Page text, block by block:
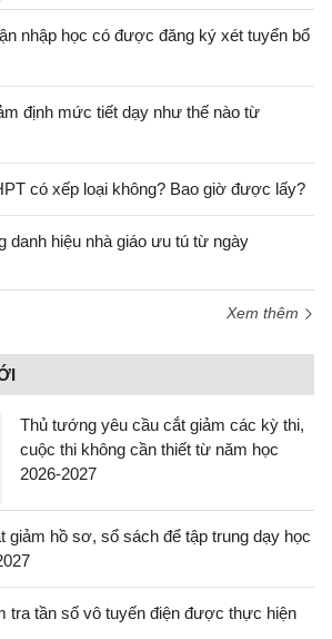
nhập học có được đăng ký xét tuyển bổ
định mức tiết dạy như thế nào từ
có xếp loại không? Bao giờ được lấy?
danh hiệu nhà giáo ưu tú từ ngày
Xem thêm
Thủ tướng yêu cầu cắt giảm các kỳ thi,
cuộc thi không cần thiết từ năm học
2026-2027
giảm hồ sơ, sổ sách để tập trung dạy học
tra tần số vô tuyến điện được thực hiện